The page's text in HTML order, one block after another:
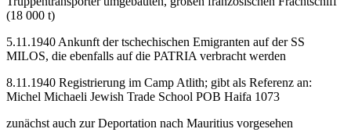
(18 000 t)
5.11.1940 Ankunft der tschechischen Emigranten auf der SS
MILOS, die ebenfalls auf die PATRIA verbracht werden
8.11.1940 Registrierung im Camp Atlith; gibt als Referenz an:
Michel Michaeli Jewish Trade School POB Haifa 1073
zunächst auch zur Deportation nach Mauritius vorgesehen